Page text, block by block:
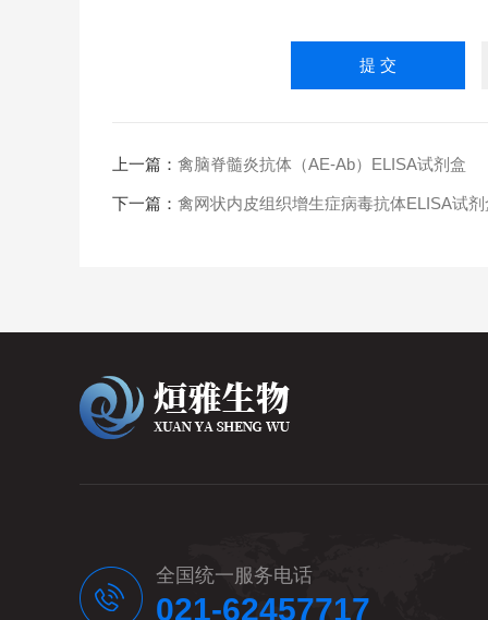
上一篇： 禽脑脊髓炎抗体（AE-Ab）ELISA试剂盒
下一篇： 禽网状内皮组织增生症病毒抗体ELISA试剂
全国统一服务电话
021-62457717